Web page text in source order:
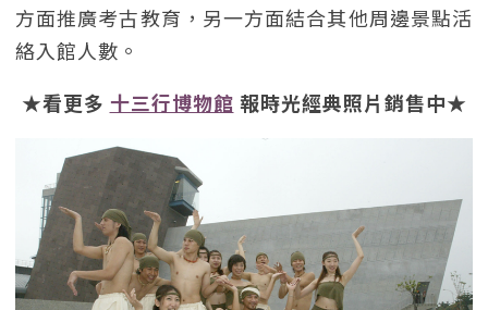
方面推廣考古教育，另一方面結合其他周邊景點活
絡入館人數。
★看更多 十三行博物館 報時光經典照片銷售中★